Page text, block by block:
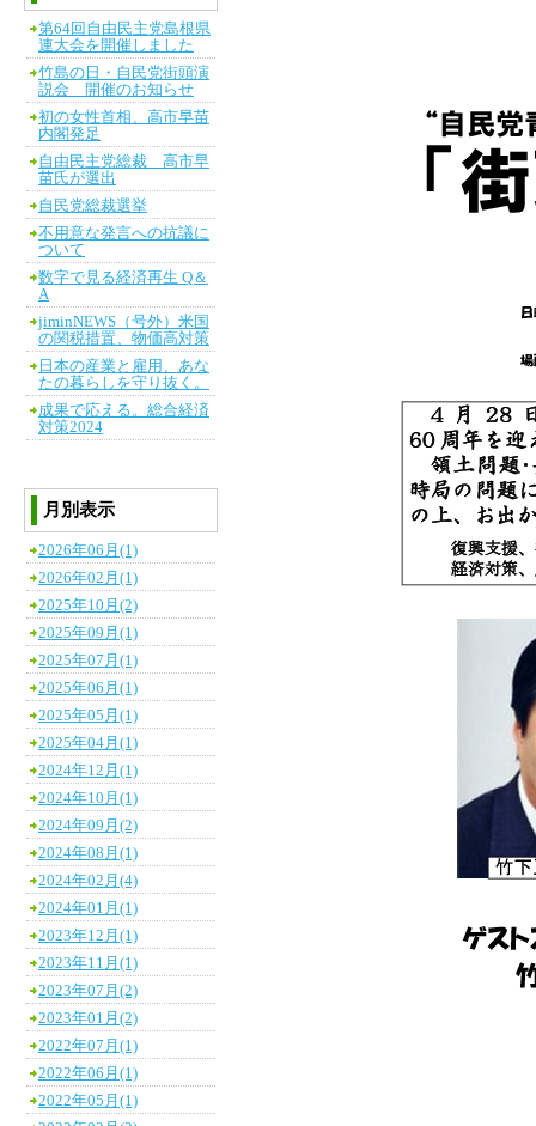
第64回自由民主党島根県
連大会を開催しました
竹島の日・自民党街頭演
説会 開催のお知らせ
初の女性首相、高市早苗
内閣発足
自由民主党総裁 高市早
苗氏が選出
自民党総裁選挙
不用意な発言への抗議に
ついて
数字で見る経済再生 Q＆
A
jiminNEWS（号外）米国
の関税措置、物価高対策
日本の産業と雇用、あな
たの暮らしを守り抜く。
成果で応える。総合経済
対策2024
月別表示
2026年06月(1)
2026年02月(1)
2025年10月(2)
2025年09月(1)
2025年07月(1)
2025年06月(1)
2025年05月(1)
2025年04月(1)
2024年12月(1)
2024年10月(1)
2024年09月(2)
2024年08月(1)
2024年02月(4)
2024年01月(1)
2023年12月(1)
2023年11月(1)
2023年07月(2)
2023年01月(2)
2022年07月(1)
2022年06月(1)
2022年05月(1)